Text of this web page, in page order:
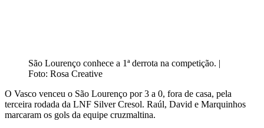
São Lourenço conhece a 1ª derrota na competição. |
Foto: Rosa Creative
O Vasco venceu o São Lourenço por 3 a 0, fora de casa, pela
terceira rodada da LNF Silver Cresol. Raúl, David e Marquinhos
marcaram os gols da equipe cruzmaltina.